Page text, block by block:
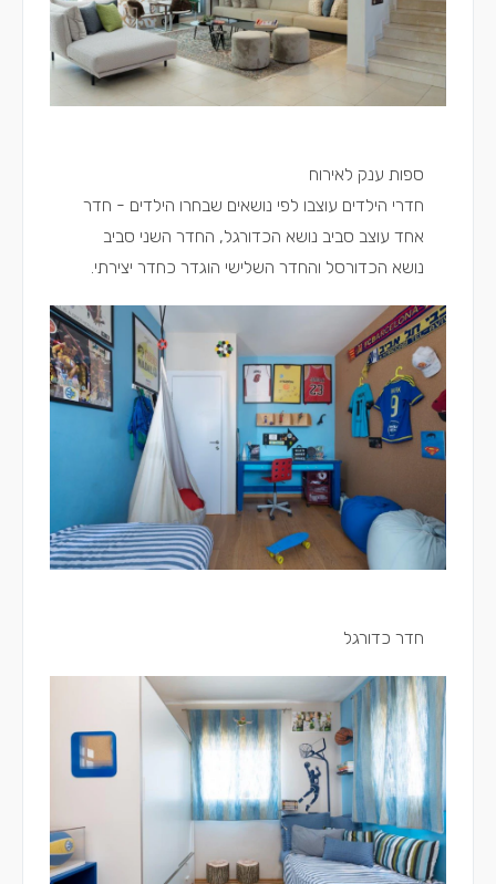
ספות ענק לאירוח
חדרי הילדים עוצבו לפי נושאים שבחרו הילדים - חדר
אחד עוצב סביב נושא הכדורגל, החדר השני סביב
נושא הכדורסל והחדר השלישי הוגדר כחדר יצירתי.
חדר כדורגל